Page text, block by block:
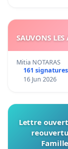
SAUVONS LES
Mitia NOTARAS
161 signatures
16 Jun 2026
Lettre